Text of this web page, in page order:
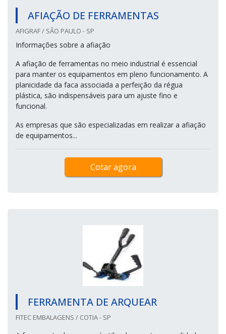
AFIAÇÃO DE FERRAMENTAS
AFIGRAF / SÃO PAULO - SP
Informações sobre a afiação
A afiação de ferramentas no meio industrial é essencial
para manter os equipamentos em pleno funcionamento. A
planicidade da faca associada a perfeição da régua
plástica, são indispensáveis para um ajuste fino e
funcional.
As empresas que são especializadas em realizar a afiação
de equipamentos...
Cotar agora
FERRAMENTA DE ARQUEAR
FITEC EMBALAGENS / COTIA - SP